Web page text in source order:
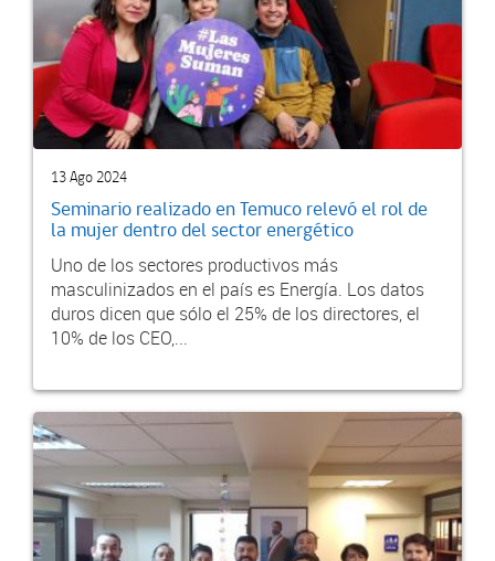
13 Ago 2024
Seminario realizado en Temuco relevó el rol de
la mujer dentro del sector energético
Uno de los sectores productivos más
masculinizados en el país es Energía. Los datos
duros dicen que sólo el 25% de los directores, el
10% de los CEO,...